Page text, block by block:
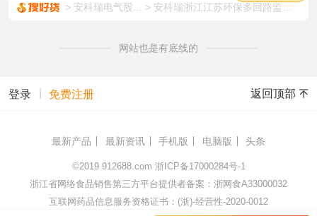
安科瑞电气股... 安科瑞浙江江苏环保多回路监测电力仪表 ADW400-D16-1S 全电参量测量智能模块
网站也是有底线的
登录 免费注册 返回顶部
最新产品 最新资讯 手机版 电脑版 头条
©2019 912688.com 浙ICP备17000284号-1
浙江省网络食品销售第三方平台提供者备案：浙网食A33000032
互联网药品信息服务资格证书：(浙)-经营性-2020-0012